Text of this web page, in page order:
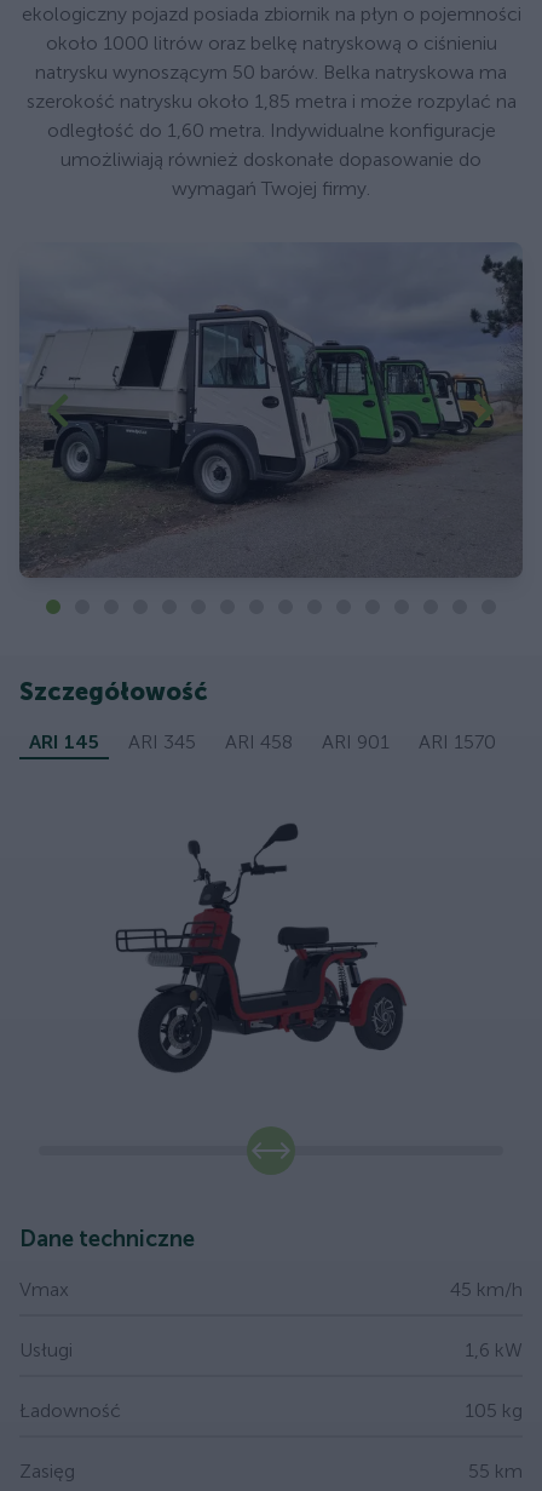
ekologiczny pojazd posiada zbiornik na płyn o pojemności
około 1000 litrów oraz belkę natryskową o ciśnieniu
natrysku wynoszącym 50 barów. Belka natryskowa ma
szerokość natrysku około 1,85 metra i może rozpylać na
odległość do 1,60 metra. Indywidualne konfiguracje
umożliwiają również doskonałe dopasowanie do
wymagań Twojej firmy.
Szczegółowość
ARI 145 ARI 345 ARI 458 ARI 901 ARI 1570
Dane techniczne
Vmax 45 km/h
Usługi 1,6 kW
Ładowność 105 kg
Zasięg 55 km